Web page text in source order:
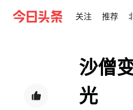
关注 推荐
沙僧
光